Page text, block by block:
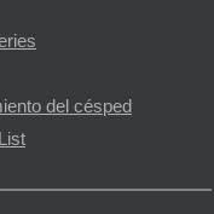
del césped